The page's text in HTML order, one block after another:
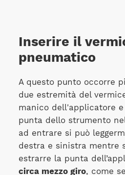
Inserire il
pneumatico
A questo punto occorre
due estremità del
manico dell'applicatore
punta dello strumento
ad entrare si può
destra e sinistra mentre
estrarre la punta
circa mezzo giro, come